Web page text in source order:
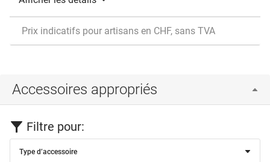
Prix indicatifs pour artisans en CHF, sans TVA
Accessoires appropriés
Filtre pour:
Type d’accessoire